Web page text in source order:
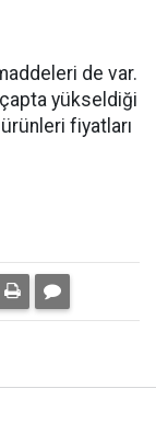
de var.
yükseldiği
fiyatları